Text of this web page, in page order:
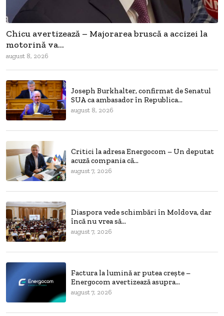
Chicu avertizează – Majorarea bruscă a accizei la
motorină va...
august 8, 2026
Joseph Burkhalter, confirmat de Senatul
SUA ca ambasador în Republica...
august 8, 2026
Critici la adresa Energocom – Un deputat
acuză compania că...
august 7, 2026
Diaspora vede schimbări în Moldova, dar
încă nu vrea să...
august 7, 2026
Factura la lumină ar putea crește –
Energocom avertizează asupra...
august 7, 2026